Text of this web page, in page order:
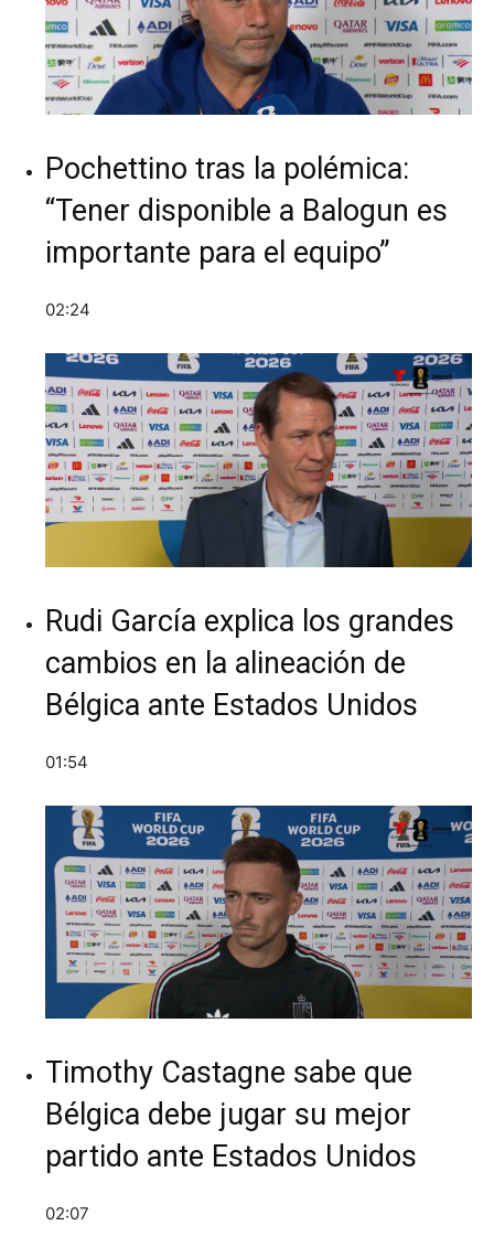
Pochettino tras la polémica:
“Tener disponible a Balogun es
importante para el equipo”
02:24
Rudi García explica los grandes
cambios en la alineación de
Bélgica ante Estados Unidos
01:54
Timothy Castagne sabe que
Bélgica debe jugar su mejor
partido ante Estados Unidos
02:07